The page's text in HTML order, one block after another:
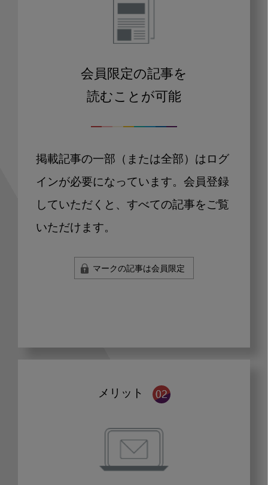
会員限定の記事を
読むことが可能
掲載記事の一部（または全部）はログ
インが必要になっています。会員登録
していただくと、すべての記事をご覧
いただけます。
マークの記事は会員限定
メリット